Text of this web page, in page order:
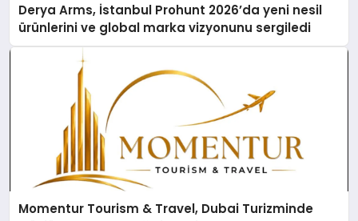
Derya Arms, İstanbul Prohunt 2026’da yeni nesil
ürünlerini ve global marka vizyonunu sergiledi
Momentur Tourism & Travel, Dubai Turizminde